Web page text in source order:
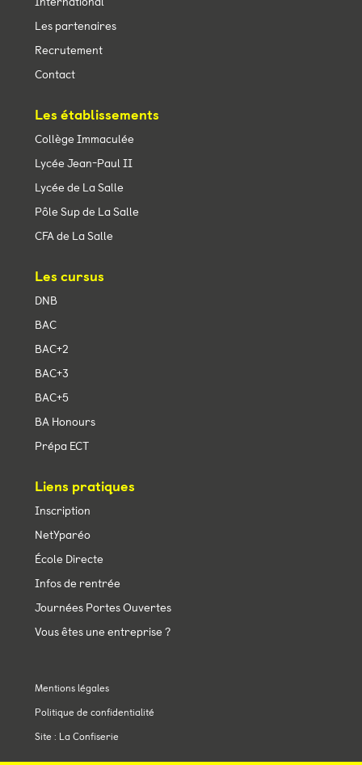
Les partenaires
Recrutement
Contact
Les établissements
Collège Immaculée
Lycée Jean-Paul II
Lycée de La Salle
Pôle Sup de La Salle
CFA de La Salle
Les cursus
DNB
BAC
BAC+2
BAC+3
BAC+5
BA Honours
Prépa ECT
Liens pratiques
Inscription
NetYparéo
École Directe
Infos de rentrée
Journées Portes Ouvertes
Vous êtes une entreprise ?
Mentions légales
Politique de confidentialité
Site : La Confiserie